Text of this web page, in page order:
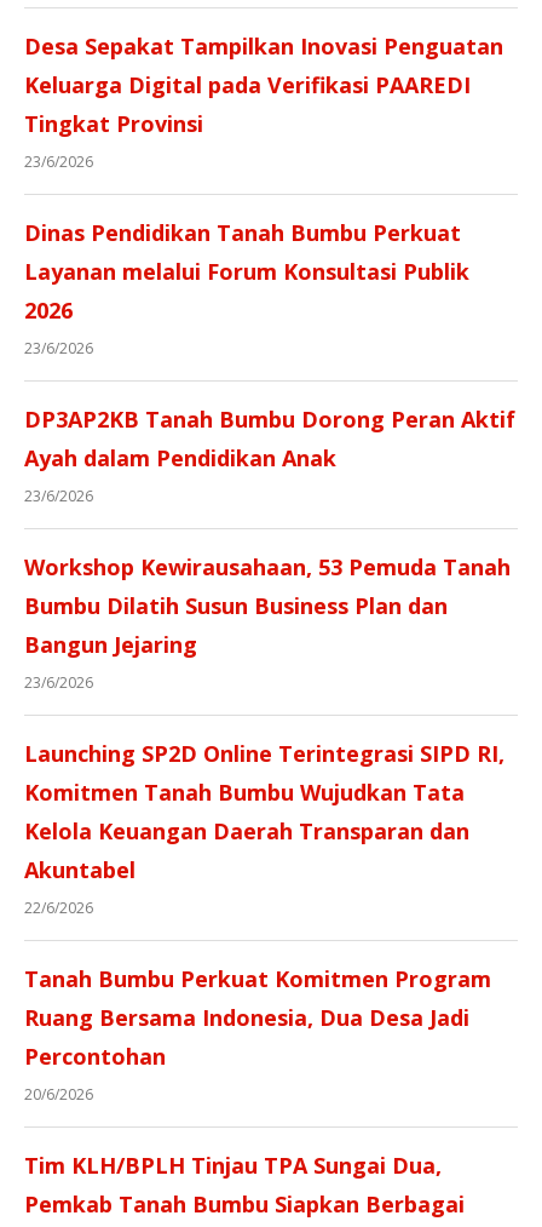
Desa Sepakat Tampilkan Inovasi Penguatan
Keluarga Digital pada Verifikasi PAAREDI
Tingkat Provinsi
23/6/2026
Dinas Pendidikan Tanah Bumbu Perkuat
Layanan melalui Forum Konsultasi Publik
2026
23/6/2026
DP3AP2KB Tanah Bumbu Dorong Peran Aktif
Ayah dalam Pendidikan Anak
23/6/2026
Workshop Kewirausahaan, 53 Pemuda Tanah
Bumbu Dilatih Susun Business Plan dan
Bangun Jejaring
23/6/2026
Launching SP2D Online Terintegrasi SIPD RI,
Komitmen Tanah Bumbu Wujudkan Tata
Kelola Keuangan Daerah Transparan dan
Akuntabel
22/6/2026
Tanah Bumbu Perkuat Komitmen Program
Ruang Bersama Indonesia, Dua Desa Jadi
Percontohan
20/6/2026
Tim KLH/BPLH Tinjau TPA Sungai Dua,
Pemkab Tanah Bumbu Siapkan Berbagai